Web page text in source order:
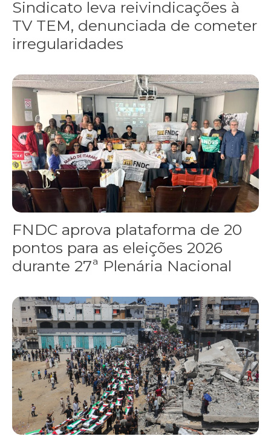
Sindicato leva reivindicações à
TV TEM, denunciada de cometer
irregularidades
FNDC aprova plataforma de 20 pontos para as eleições 2026
FNDC aprova plataforma de 20
pontos para as eleições 2026
durante 27ª Plenária Nacional
Gaza realiza funeral coletivo de 112 pessoas assassinadas por